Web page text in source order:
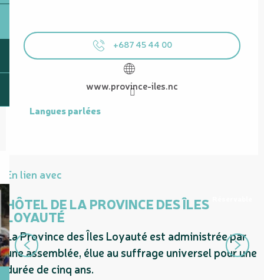
+687 45 44 00
www.province-iles.nc
Langues parlées
Langues parlées
En lien avec
HÔTEL DE LA PROVINCE DES ÎLES
LOYAUTÉ
La Province des Îles Loyauté est administrée par
une assemblée, élue au suffrage universel pour une
durée de cinq ans.